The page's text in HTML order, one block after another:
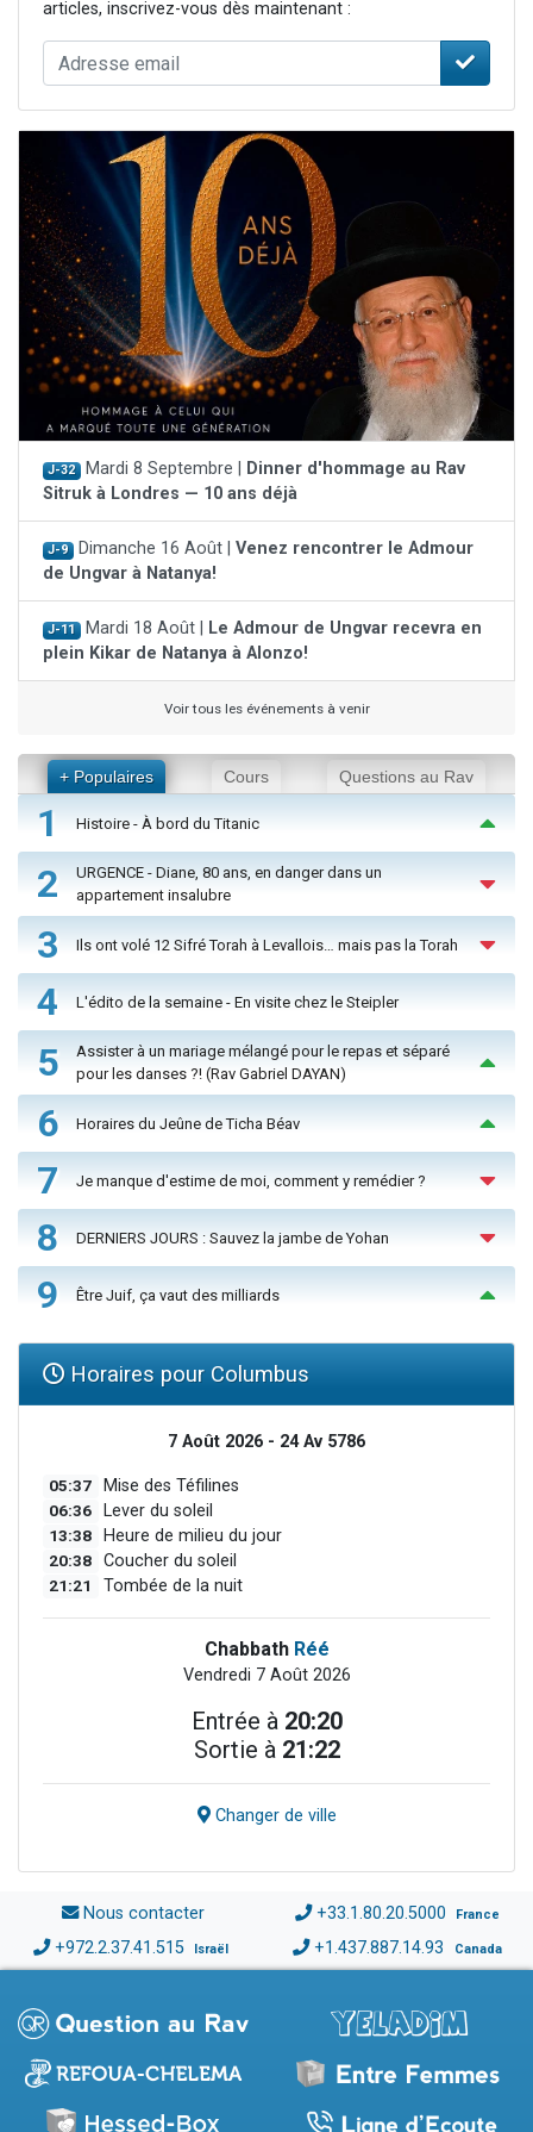
articles, inscrivez-vous dès maintenant :
J-32 Mardi 8 Septembre |
Dinner d'hommage au Rav
Sitruk à Londres — 10 ans déjà
J-9 Dimanche 16 Août | Venez rencontrer le Admour
de Ungvar à Natanya!
J-11 Mardi 18 Août |
Le Admour de Ungvar recevra en
plein Kikar de Natanya à Alonzo!
Voir tous les événements à venir
+ Populaires Cours Questions au Rav
1 Histoire - À bord du Titanic
2
URGENCE - Diane, 80 ans, en danger dans un
appartement insalubre
3 Ils ont volé 12 Sifré Torah à Levallois… mais pas la Torah
4 L'édito de la semaine - En visite chez le Steipler
5
Assister à un mariage mélangé pour le repas et séparé
pour les danses ?! (Rav Gabriel DAYAN)
6 Horaires du Jeûne de Ticha Béav
7 Je manque d'estime de moi, comment y remédier ?
8 DERNIERS JOURS : Sauvez la jambe de Yohan
9 Être Juif, ça vaut des milliards
Horaires pour Columbus
7 Août 2026 - 24 Av 5786
05:37 Mise des Téfilines
06:36 Lever du soleil
13:38 Heure de milieu du jour
20:38 Coucher du soleil
21:21 Tombée de la nuit
Chabbath Réé
Vendredi 7 Août 2026
Entrée à 20:20
Sortie à 21:22
Changer de ville
Nous contacter +33.1.80.20.5000 France
+972.2.37.41.515 Israël +1.437.887.14.93 Canada